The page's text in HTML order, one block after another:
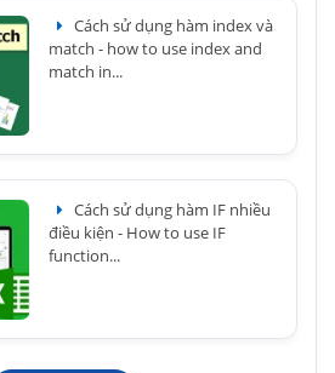
Cách sử dụng hàm index và
match - how to use index and
match in...
Cách sử dụng hàm IF nhiều
điều kiện - How to use IF
function...